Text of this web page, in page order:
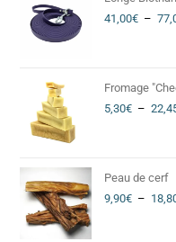
41,00€ –
Fromage
5,30€ –
Peau de cerf
9,90€ –